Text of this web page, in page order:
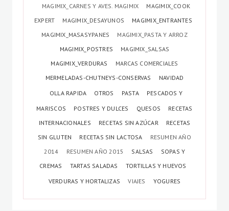
MAGIMIX_CARNES Y AVES. MAGIMIX
MAGIMIX_COOK
EXPERT
MAGIMIX_DESAYUNOS
MAGIMIX_ENTRANTES
MAGIMIX_MASASYPANES
MAGIMIX_PASTA Y ARROZ
MAGIMIX_POSTRES
MAGIMIX_SALSAS
MAGIMIX_VERDURAS
MARCAS COMERCIALES
MERMELADAS-CHUTNEYS-CONSERVAS
NAVIDAD
OLLA RAPIDA
OTROS PASTA
PESCADOS Y
MARISCOS
POSTRES Y DULCES QUESOS
RECETAS
INTERNACIONALES
RECETAS SIN AZÚCAR
RECETAS
SIN GLUTEN
RECETAS SIN LACTOSA
RESUMEN AÑO
2014
RESUMEN AÑO 2015 SALSAS
SOPAS Y
CREMAS
TARTAS SALADAS
TORTILLAS Y HUEVOS
VERDURAS Y HORTALIZAS
VIAJES YOGURES